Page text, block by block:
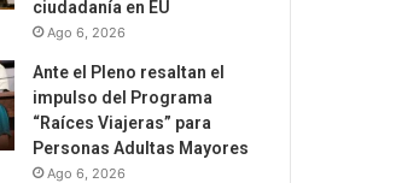
ciudadanía en EU
Ago 6, 2026
Ante el Pleno resaltan el
impulso del Programa
“Raíces Viajeras” para
Personas Adultas Mayores
Ago 6, 2026